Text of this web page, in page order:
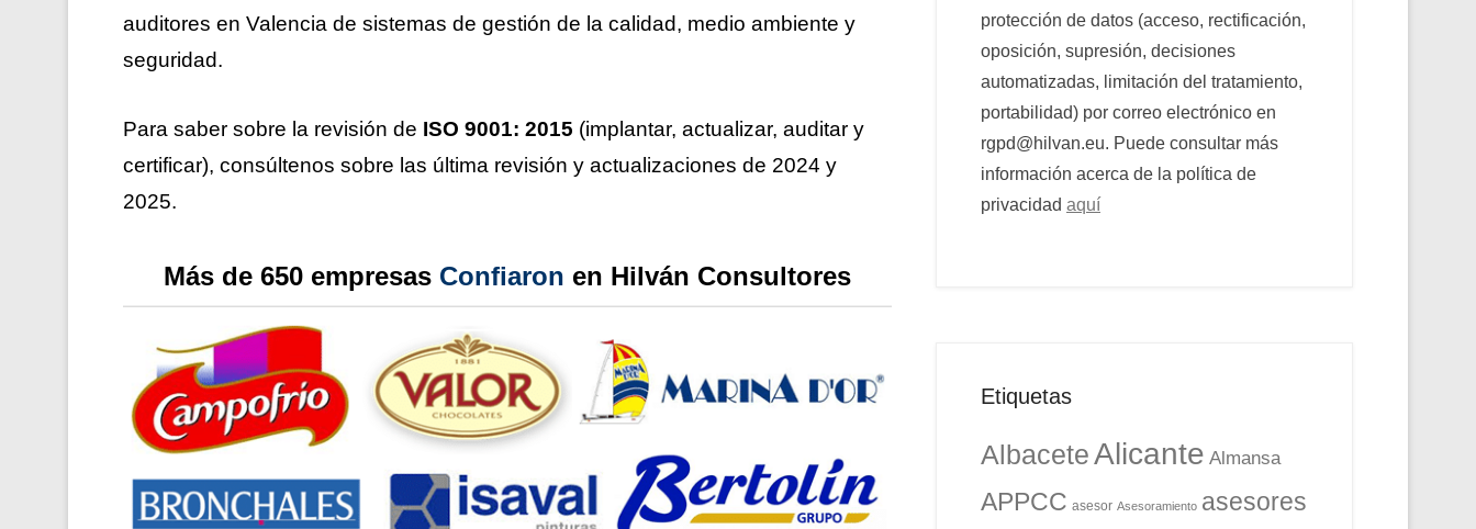
auditores en Valencia de sistemas de gestión de la calidad, medio ambiente y
seguridad.
Para saber sobre la revisión de ISO 9001: 2015 (implantar, actualizar, auditar y
certificar), consúltenos sobre las última revisión y actualizaciones de 2024 y
2025.
Más de 650 empresas Confiaron en Hilván Consultores
protección de datos (acceso, rectificación,
oposición, supresión, decisiones
automatizadas, limitación del tratamiento,
portabilidad) por correo electrónico en
rgpd@hilvan.eu. Puede consultar más
información acerca de la política de
privacidad aquí
Etiquetas
AlbaceteAlicante Almansa
APPCC asesor Asesoramiento asesores